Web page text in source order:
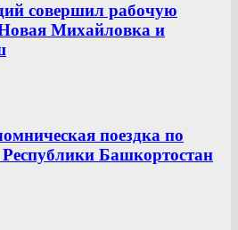
совершил рабочую
Новая Михайловка и
поездка по
Башкортостан